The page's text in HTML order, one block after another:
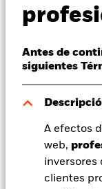
Antes de
siguientes
A efectos
web,
inversores
clientes
Educación
Profesionales
España
Change location
BlackRock
iShares
EUR 115,27
Variación del valor
EUR 0,05
Morningstar Rating